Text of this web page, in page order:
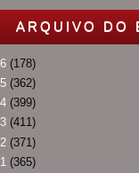
ARQUIVO DO
(178)
(362)
(399)
(411)
(371)
(365)